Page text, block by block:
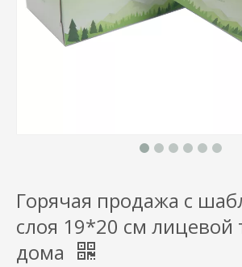
Горячая продажа с
слоя 19*20 см лицевой
дома